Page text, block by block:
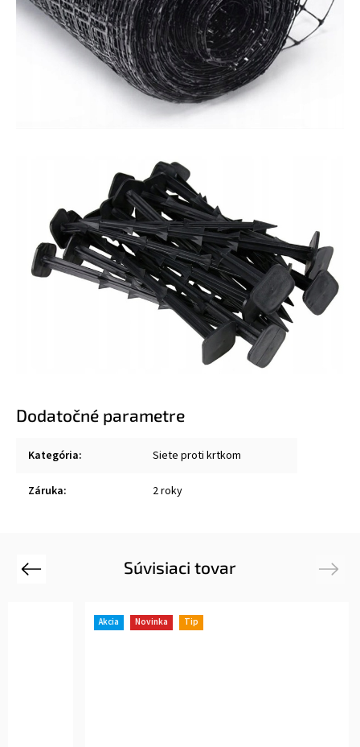
Dodatočné parametre
Kategória: Siete proti krtkom
Záruka: 2 roky
Súvisiaci tovar
Previous
Akcia Novinka Tip
Next